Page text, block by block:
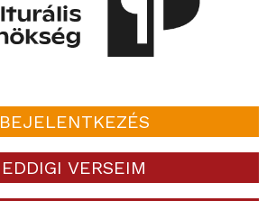
BEJELENTKEZÉS
EDDIGI VERSEIM